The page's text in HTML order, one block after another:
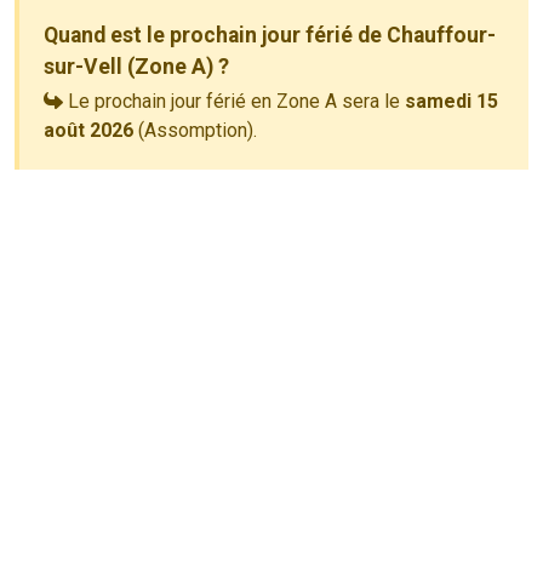
Quand est le prochain jour férié de Chauffour-
sur-Vell (Zone A) ?
Le prochain jour férié en Zone A sera le samedi 15
août 2026 (Assomption).